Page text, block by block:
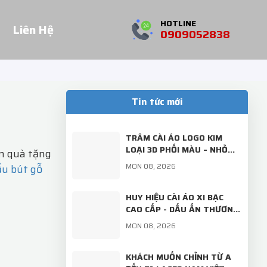
Liên Hệ HOTLINE
0909052838
quà tặng
bút gỗ
Tin tức mới
TRÂM CÀI ÁO LOGO KIM
LOẠI 3D PHỐI MÀU – NHỎ
GỌN, SANG TRỌNG, ĐẬM
DẤU ẤN THƯƠNG HIỆU!
MON 08, 2026
HUY HIỆU CÀI ÁO XI BẠC
CAO CẤP - DẤU ẤN THƯƠNG
HIỆU TINH TẾ TỪ LASER
NAM VIỆT
MON 08, 2026
KHÁCH MUỐN CHỈNH TỪ A